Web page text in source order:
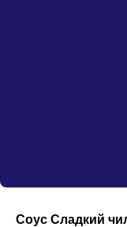
Соус Сладкий